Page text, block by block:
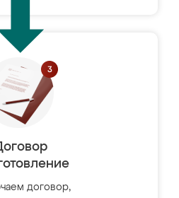
договор,